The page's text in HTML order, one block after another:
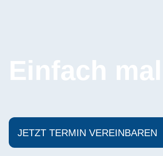
Einfach
JETZT TERMIN VEREINBAREN